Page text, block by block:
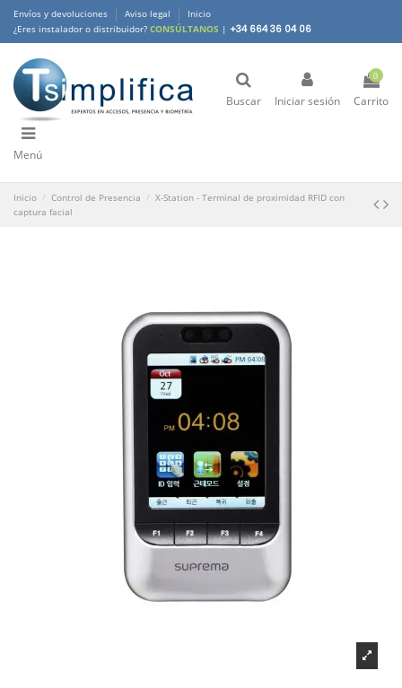
Envíos y devoluciones Aviso legal
Inicio
¿Eres instalador o distribuidor? CONSÚLTANOS | +34 664 36 04 06
Buscar Iniciar sesión
0
Carrito
Menú
Inicio Control de Presencia
X-Station - Terminal de proximidad RFID con
captura facial